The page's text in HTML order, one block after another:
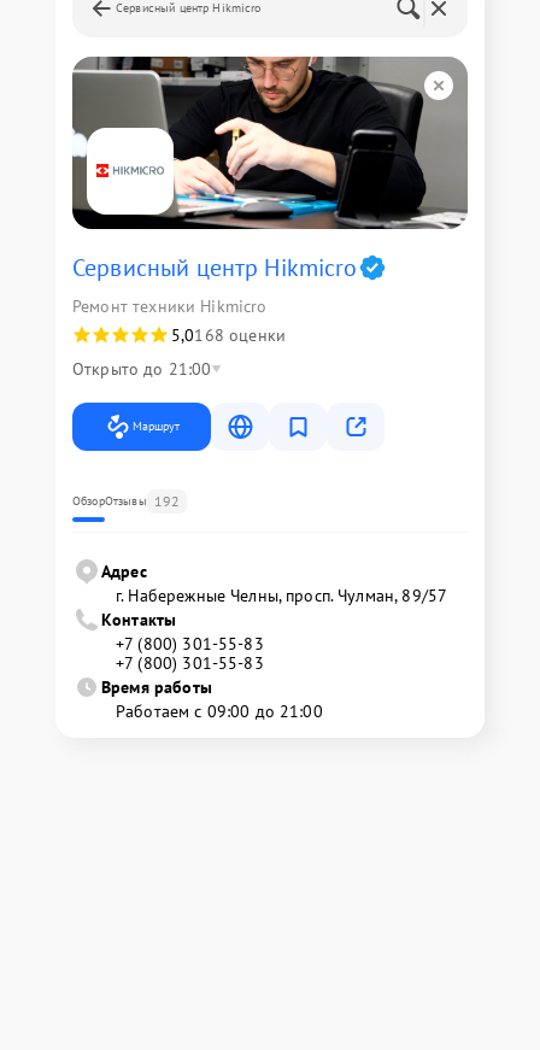
Сервисный центр Hikmicro
Сервисный центр Hikmicro
Ремонт техники Hikmicro
5,0168 оценки
Открыто до 21:00
Маршрут
ОбзорОтзывы 192
Адрес
г. Набережные Челны, просп. Чулман, 89/57
Контакты
+7 (800) 301-55-83
+7 (800) 301-55-83
Время работы
Работаем с 09:00 до 21:00